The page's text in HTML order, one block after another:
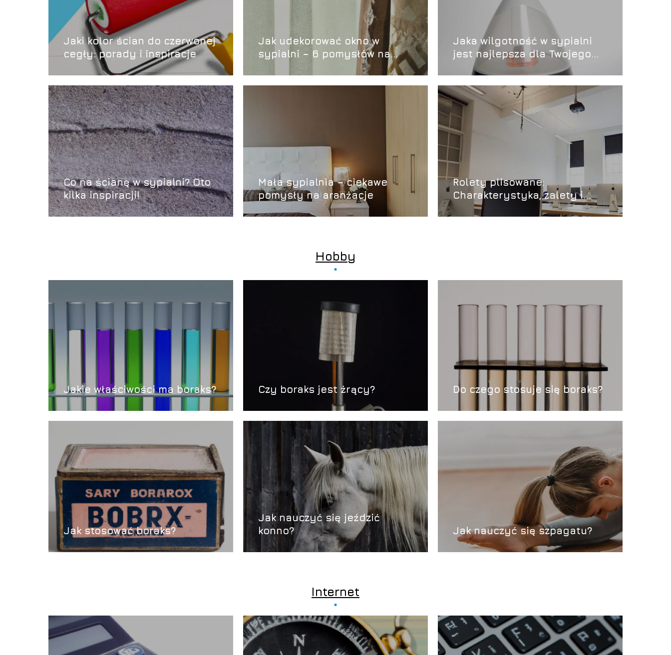
Jaki kolor ścian do czerwonej
cegły: porady i inspiracje
Jak udekorować okno w
sypialni – 6 pomysłów na
Jaka wilgotność w sypialni
jest najlepsza dla Twojego
zdrowia i snu?
Co na ścianę w sypialni? Oto
kilka inspiracji!
Mała sypialnia – ciekawe
pomysły na aranżacje
Rolety plisowane:
Charakterystyka, zalety i
zastosowanie
Hobby
Jakie właściwości ma boraks? Czy boraks jest żrący? Do czego stosuje się boraks?
Jak stosować boraks?
Jak nauczyć się jeździć
konno?
Jak nauczyć się szpagatu?
Internet